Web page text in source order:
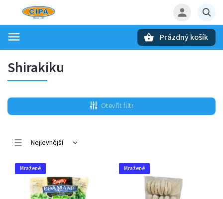
Prázdný košík
Shirakiku
Otevřít filtr
Nejlevnější
Nejprodávanější
Abecedně
Mražené Mražené